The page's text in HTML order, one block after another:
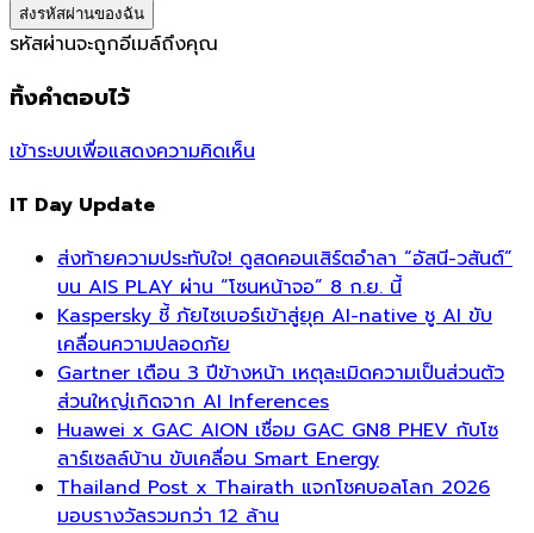
รหัสผ่านจะถูกอีเมล์ถึงคุณ
ทิ้งคำตอบไว้
เข้าระบบเพื่อแสดงความคิดเห็น
IT Day Update
ส่งท้ายความประทับใจ! ดูสดคอนเสิร์ตอำลา “อัสนี-วสันต์”
บน AIS PLAY ผ่าน “โซนหน้าจอ” 8 ก.ย. นี้
Kaspersky ชี้ ภัยไซเบอร์เข้าสู่ยุค AI-native ชู AI ขับ
เคลื่อนความปลอดภัย
Gartner เตือน 3 ปีข้างหน้า เหตุละเมิดความเป็นส่วนตัว
ส่วนใหญ่เกิดจาก AI Inferences
Huawei x GAC AION เชื่อม GAC GN8 PHEV กับโซ
ลาร์เซลล์บ้าน ขับเคลื่อน Smart Energy
Thailand Post x Thairath แจกโชคบอลโลก 2026
มอบรางวัลรวมกว่า 12 ล้าน